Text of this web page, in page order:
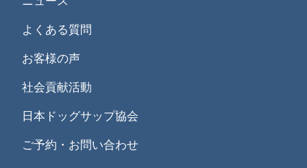
よくある質問
お客様の声
社会貢献活動
日本ドッグサップ協会
ご予約・お問い合わせ